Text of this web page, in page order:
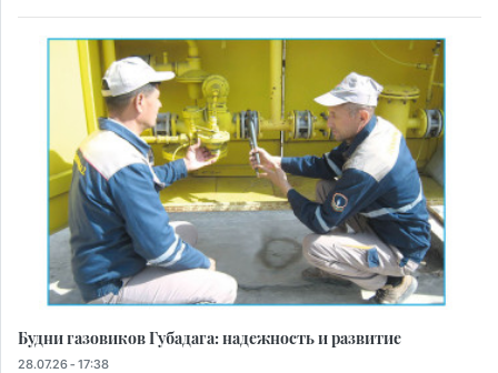
Будни газовиков Губадага: надежность и развитие
28.07.26 - 17:38